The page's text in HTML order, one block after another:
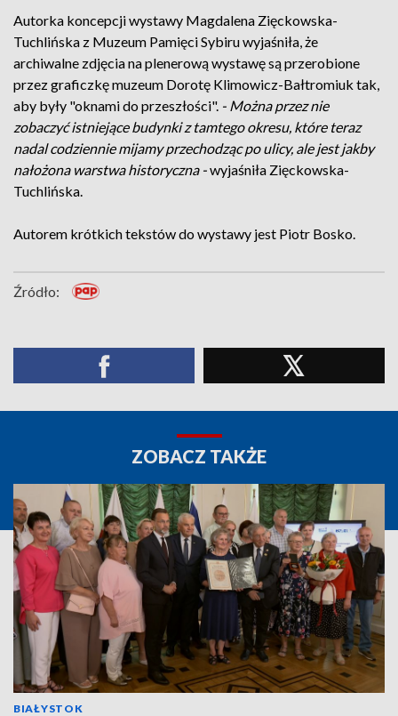
Autorka koncepcji wystawy Magdalena Zięckowska-
Tuchlińska z Muzeum Pamięci Sybiru wyjaśniła, że
archiwalne zdjęcia na plenerową wystawę są przerobione
przez graficzkę muzeum Dorotę Klimowicz-Bałtromiuk tak,
aby były "oknami do przeszłości". - Można przez nie
zobaczyć istniejące budynki z tamtego okresu, które teraz
nadal codziennie mijamy przechodząc po ulicy, ale jest jakby
nałożona warstwa historyczna -wyjaśniła Zięckowska-
Tuchlińska.
Autorem krótkich tekstów do wystawy jest Piotr Bosko.
Źródło:
ZOBACZ TAKŻE
BIAŁYSTOK